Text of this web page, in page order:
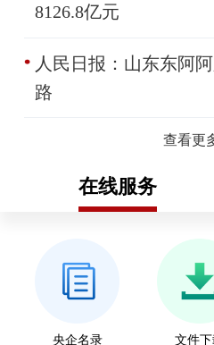
8126.8亿元
人民日报：山东东阿
路
查看更
在线服务
央企名录 文件